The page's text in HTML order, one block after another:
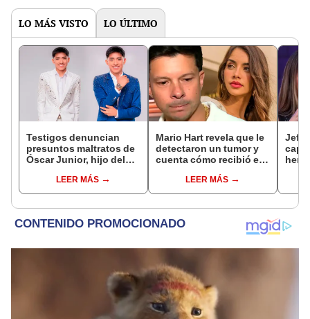
LO MÁS VISTO LO ÚLTIMO
Testigos denuncian
presuntos maltratos de
Óscar Junior, hijo del
"Humilla a los demás"
LEER MÁS
Mario Hart revela que le
detectaron un tumor y
cuenta cómo recibió el
muy fuertes..."
LEER MÁS